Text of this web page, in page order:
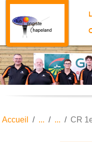
Accueil CR
Panneau de gestion des